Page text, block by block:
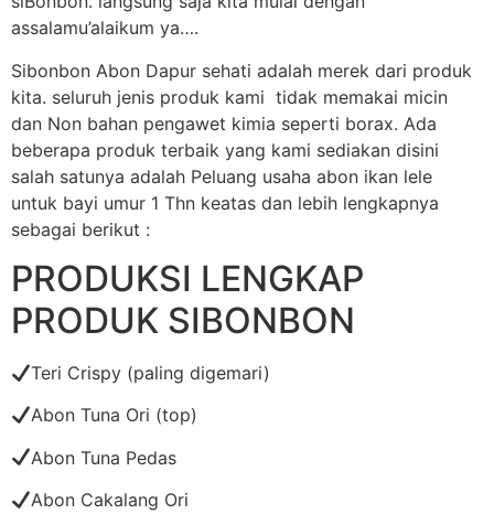
assalamu’alaikum ya….
Sibonbon Abon Dapur sehati adalah merek dari produk
kita. seluruh jenis produk kami tidak memakai micin
dan Non bahan pengawet kimia seperti borax. Ada
beberapa produk terbaik yang kami sediakan disini
salah satunya adalah Peluang usaha abon ikan lele
untuk bayi umur 1 Thn keatas dan lebih lengkapnya
sebagai berikut :
PRODUKSI LENGKAP
PRODUK SIBONBON
Teri Crispy (paling digemari)
Abon Tuna Ori (top)
Abon Tuna Pedas
Abon Cakalang Ori